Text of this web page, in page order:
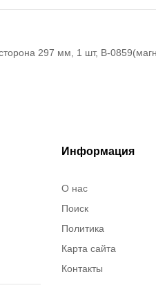
297 мм, 1 шт, B-
Информация
О нас
Поиск
Политика
Карта сайта
Контакты